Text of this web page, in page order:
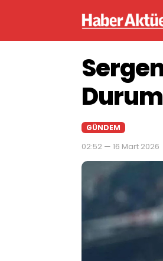
GÜNDEM
02:52 — 16 Mart 2026